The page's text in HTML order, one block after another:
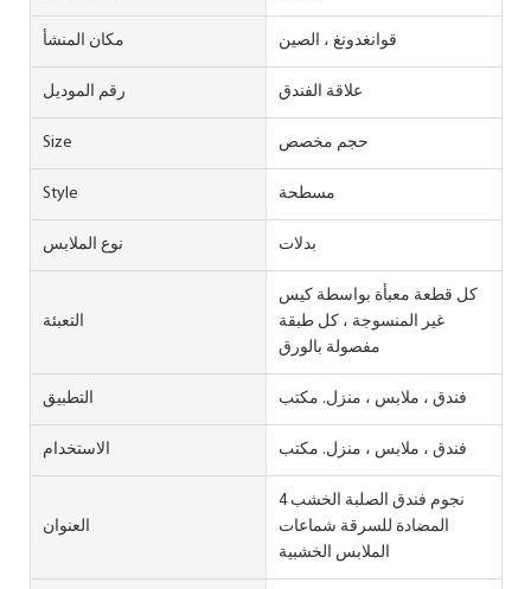
مكان المنشأ قوانغدونغ ، الصين
رقم الموديل علاقة الفندق
Size حجم مخصص
Style مسطحة
نوع الملابس بدلات
التعبئة
كل قطعة معبأة بواسطة كيس
غير المنسوجة ، كل طبقة
مفصولة بالورق
التطبيق فندق ، ملابس ، منزل. مكتب
الاستخدام فندق ، ملابس ، منزل. مكتب
العنوان
4 نجوم فندق الصلبة الخشب
المضادة للسرقة شماعات
الملابس الخشبية